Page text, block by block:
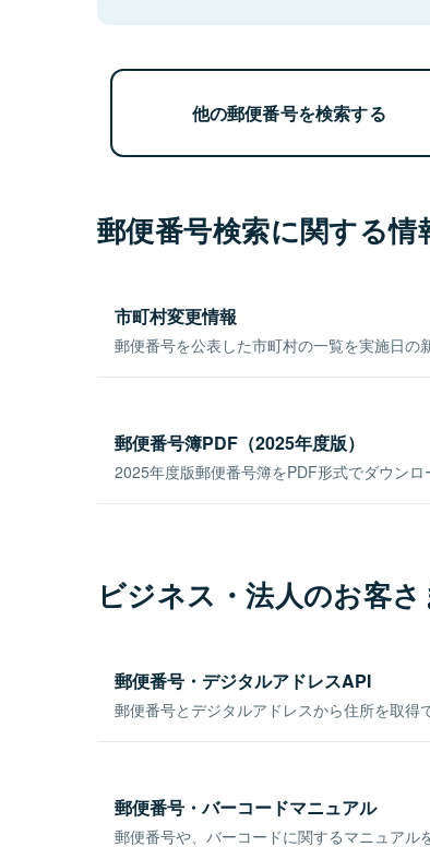
他の郵便番号を検索する
郵便番号検索に関する情
市町村変更情報
郵便番号を公表した市町村の一覧を実施日の
郵便番号簿PDF（2025年度版）
2025年度版郵便番号簿をPDF形式でダウンロ
ビジネス・法人のお客
郵便番号・デジタルアドレスAPI
郵便番号とデジタルアドレスから住所を取得
郵便番号・バーコードマニュアル
郵便番号や、バーコードに関するマニュアル